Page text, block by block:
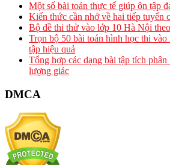
Một số bài toán thực tế giúp ôn tập
Kiến thức cần nhớ về hai tiếp tuyến
Bộ đề thi thử vào lớp 10 Hà Nội
Trọn bộ 50 bài toán hình học thi
tập hiệu quả
Tổng hợp các dạng bài tập tích
lượng giác
DMCA